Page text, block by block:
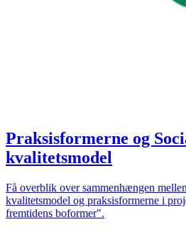
Praksisformerne og
kvalitetsmodel
Få overblik over sammenhængen
kvalitetsmodel og praksisformerne i
fremtidens boformer".